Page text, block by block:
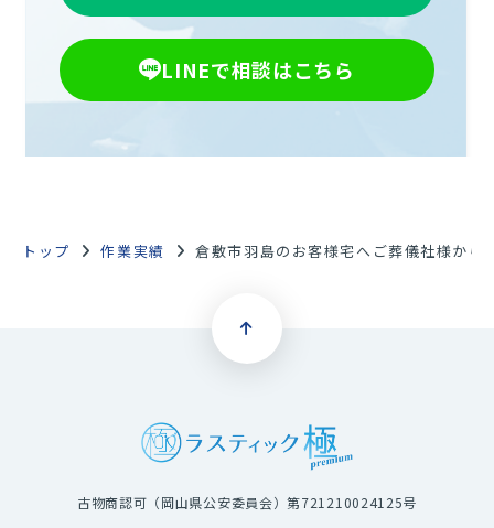
LINEで相談はこちら
トップ 作業実績 倉敷市羽島のお客様宅へご葬儀社様から
古物商認可（岡山県公安委員会）第721210024125号